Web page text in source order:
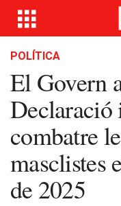
POLÍTICA
El Govern
Declaració
combatre
masclistes
de 2025